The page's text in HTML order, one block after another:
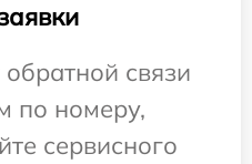
связи
по номеру,
сервисного